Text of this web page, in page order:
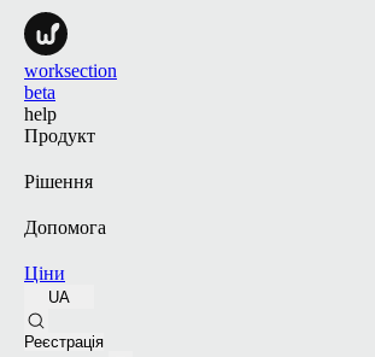
worksection
beta
help
Продукт
Рішення
Допомога
Ціни
UA
Реєстрація